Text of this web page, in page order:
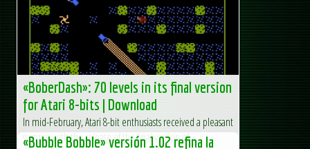
«BoberDash»: 70 levels in its final version
for Atari 8-bits | Download
In mid-February, Atari 8-bit enthusiasts received a pleasant
surprise with the release of the final version of
«Bubble Bobble» versión 1.02 refina la